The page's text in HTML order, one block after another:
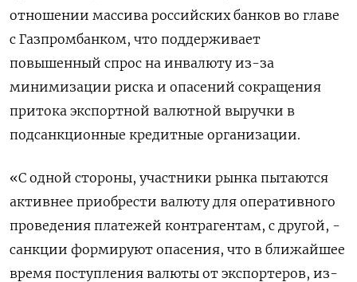
отношении массива российских банков во главе
с Газпромбанком, что поддерживает
повышенный спрос на инвалюту из-за
минимизации риска и опасений сокращения
притока экспортной валютной выручки в
подсанкционные кредитные организации.
«С одной стороны, участники рынка пытаются
активнее приобрести валюту для оперативного
проведения платежей контрагентам, с другой, -
санкции формируют опасения, что в ближайшее
время поступления валюты от экспортеров, из-